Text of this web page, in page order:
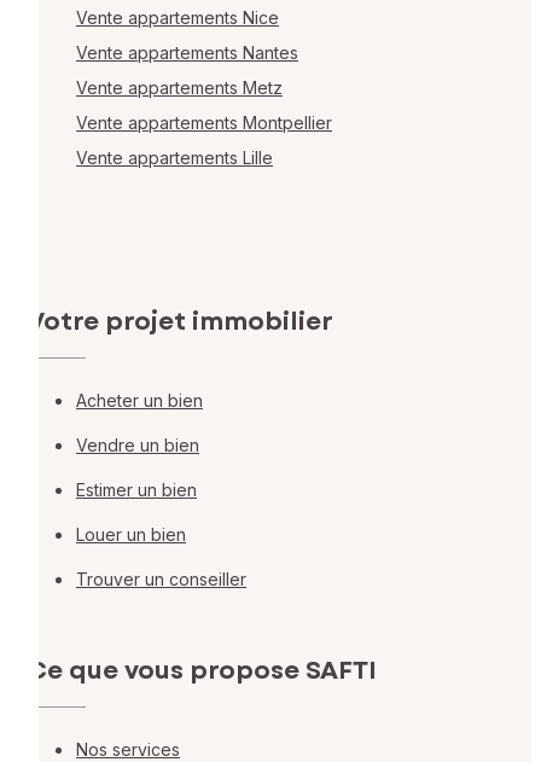
Vente appartements Nice
Vente appartements Nantes
Vente appartements Metz
Vente appartements Montpellier
Vente appartements Lille
Votre projet immobilier
Acheter un bien
Vendre un bien
Estimer un bien
Louer un bien
Trouver un conseiller
Ce que vous propose SAFTI
Nos services